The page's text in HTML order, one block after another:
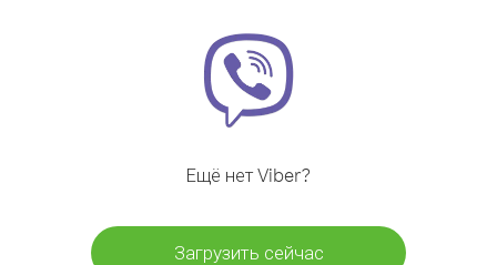
Ещё нет Viber?
Загрузить сейчас